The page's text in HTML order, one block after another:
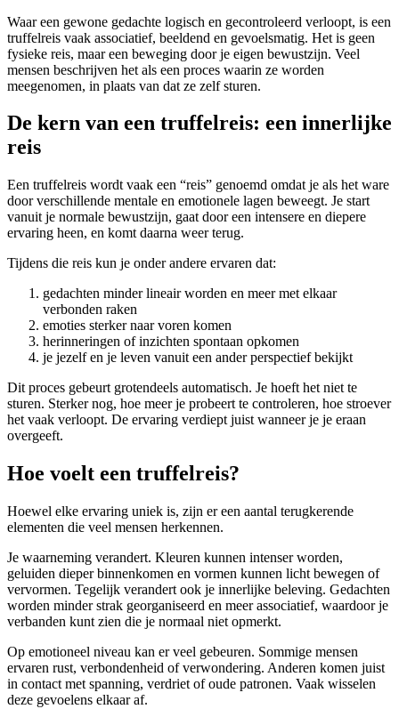
Waar een gewone gedachte logisch en gecontroleerd verloopt, is een
truffelreis vaak associatief, beeldend en gevoelsmatig. Het is geen
fysieke reis, maar een beweging door je eigen bewustzijn. Veel
mensen beschrijven het als een proces waarin ze worden
meegenomen, in plaats van dat ze zelf sturen.
De kern van een truffelreis: een innerlijke
reis
Een truffelreis wordt vaak een “reis” genoemd omdat je als het ware
door verschillende mentale en emotionele lagen beweegt. Je start
vanuit je normale bewustzijn, gaat door een intensere en diepere
ervaring heen, en komt daarna weer terug.
Tijdens die reis kun je onder andere ervaren dat:
gedachten minder lineair worden en meer met elkaar
verbonden raken
emoties sterker naar voren komen
herinneringen of inzichten spontaan opkomen
je jezelf en je leven vanuit een ander perspectief bekijkt
Dit proces gebeurt grotendeels automatisch. Je hoeft het niet te
sturen. Sterker nog, hoe meer je probeert te controleren, hoe stroever
het vaak verloopt. De ervaring verdiept juist wanneer je je eraan
overgeeft.
Hoe voelt een truffelreis?
Hoewel elke ervaring uniek is, zijn er een aantal terugkerende
elementen die veel mensen herkennen.
Je waarneming verandert. Kleuren kunnen intenser worden,
geluiden dieper binnenkomen en vormen kunnen licht bewegen of
vervormen. Tegelijk verandert ook je innerlijke beleving. Gedachten
worden minder strak georganiseerd en meer associatief, waardoor je
verbanden kunt zien die je normaal niet opmerkt.
Op emotioneel niveau kan er veel gebeuren. Sommige mensen
ervaren rust, verbondenheid of verwondering. Anderen komen juist
in contact met spanning, verdriet of oude patronen. Vaak wisselen
deze gevoelens elkaar af.